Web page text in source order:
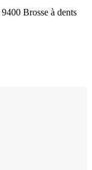
Brosse à dents